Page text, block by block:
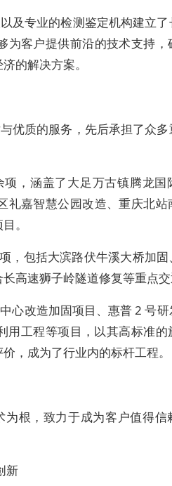
及专业的检测鉴定机构建立
为客户提供前沿的技术支持，
的解决方案。
优质的服务，先后承担了众
，涵盖了大足万古镇腾龙国
礼嘉智慧公园改造、重庆北站
。
，包括大滨路伏牛溪大桥加
高速狮子岭隧道修复等重点
心改造加固项目、惠普 2 号
用工程等项目，以其高标准
，成为了行业内的标杆工程。
根，致力于成为客户值得信
新